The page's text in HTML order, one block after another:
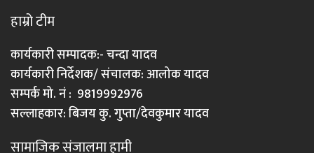
हाम्रो टीम
कार्यकारी सम्पादक:- चन्दा यादव
कार्यकारी निर्देशक/ संचालक: आलोक यादव
सम्पर्क मो. नं : 9819992976
सल्लाहकार: बिजय कु. गुप्ता/देवकुमार यादव
सामाजिक संजालमा हामी